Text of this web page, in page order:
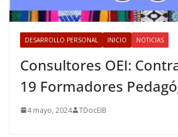
DESARROLLO PERSONAL INICIO NOTICIAS
Consultores OEI:
19 Formadores
4 mayo, 2024 TDocEIB